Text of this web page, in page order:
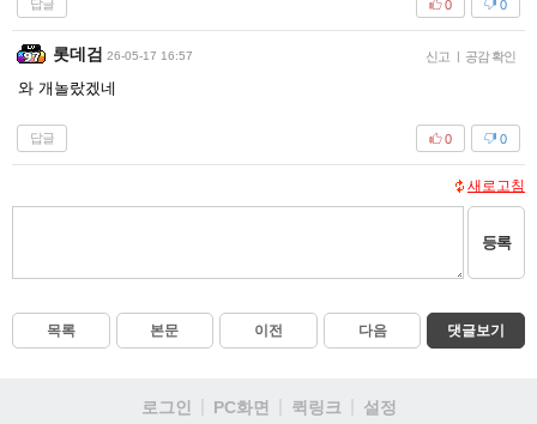
답글 0
0
롯데검 26-05-17 16:57 신고 | 공감 확인
와 개놀랐겠네
답글 0
0
새로고침
등록
목록 본문 이전 다음 댓글보기
로그인 PC화면 퀵링크 설정